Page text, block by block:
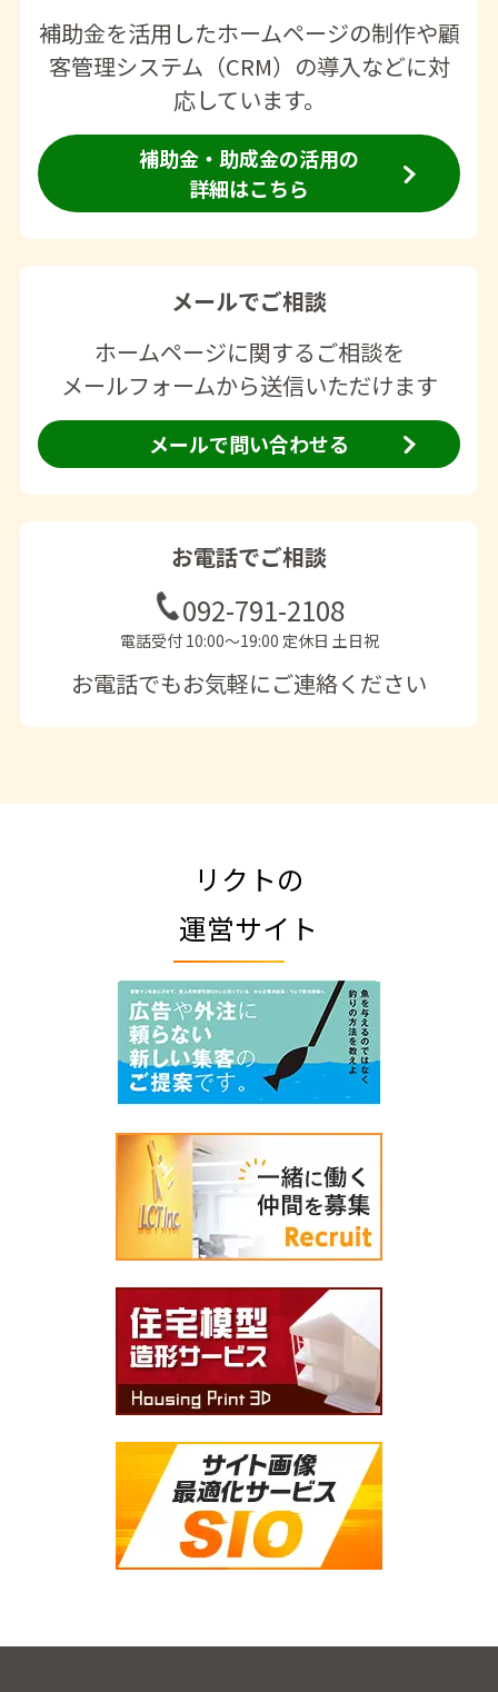
補助金を活用したホームページの制作や顧
客管理システム（CRM）の導入などに対
応しています。
補助金・助成金の活用の
詳細はこちら
メールでご相談
ホームページに関するご相談を
メールフォームから送信いただけます
メールで問い合わせる
お電話でご相談
092-791-2108
電話受付 10:00〜19:00 定休日 土日祝
お電話でもお気軽にご連絡ください
リクトの
運営サイト